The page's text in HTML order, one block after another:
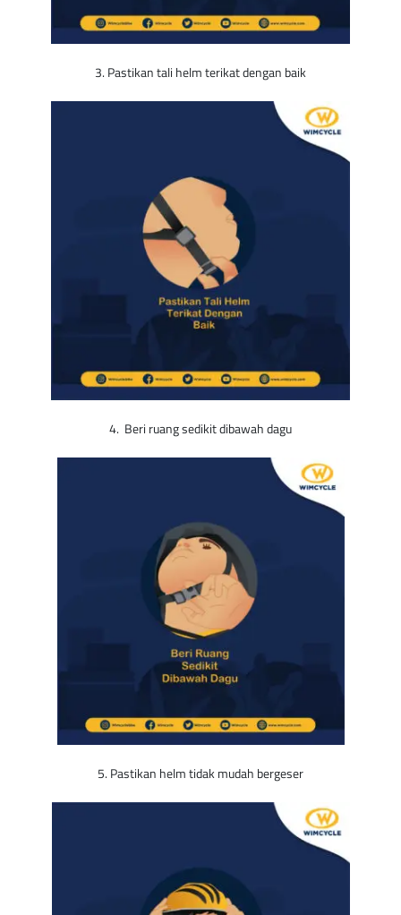
3. Pastikan tali helm terikat dengan baik
4. Beri ruang sedikit dibawah dagu
5. Pastikan helm tidak mudah bergeser